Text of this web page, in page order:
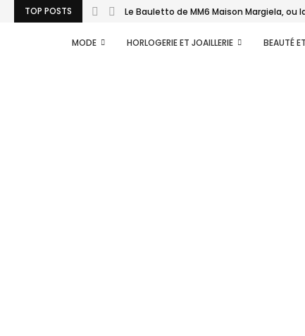
TOP POSTS Le Bauletto de MM6 Maison Margiela, ou
MODE HORLOGERIE ET JOAILLERIE BEAUTÉ